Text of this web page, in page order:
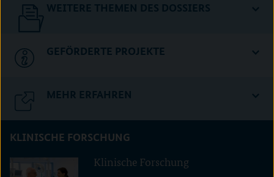
WEITERE THEMEN DES DOSSIERS
GEFÖRDERTE PROJEKTE
MEHR ERFAHREN
KLINISCHE FORSCHUNG
Klinische Forschung